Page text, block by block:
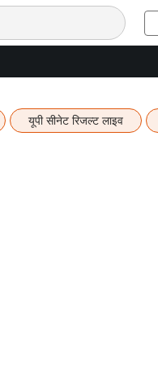
यूपी सीनेट रिजल्ट लाइव